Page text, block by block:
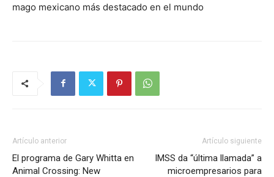
mago mexicano más destacado en el mundo
Artículo anterior
El programa de Gary Whitta en
Animal Crossing: New
Artículo siguiente
IMSS da “última llamada” a
microempresarios para